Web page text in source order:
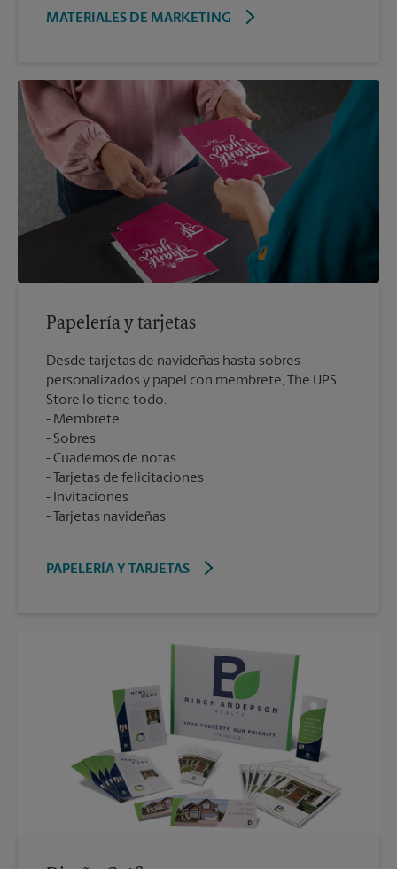
MATERIALES DE MARKETING
Papelería y tarjetas
Desde tarjetas de navideñas hasta sobres
personalizados y papel con membrete, The UPS
Store lo tiene todo.
Membrete
Sobres
Cuadernos de notas
Tarjetas de felicitaciones
Invitaciones
Tarjetas navideñas
PAPELERÍA Y TARJETAS